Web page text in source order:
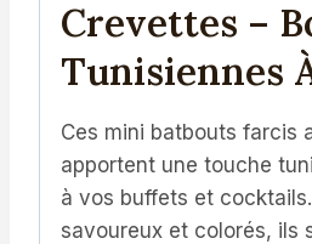
Crevettes –
Tunisiennes
Ces mini batbouts farcis
apportent une touche
à vos buffets et
savoureux et colorés, ils